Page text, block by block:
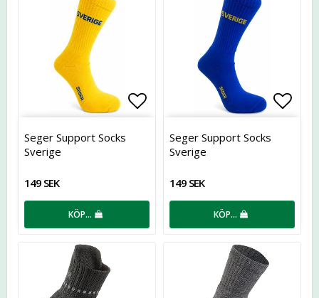
Lägg till i favoritlistan
Seger Support Socks
Sverige
149 SEK
KÖP…
Seger Support Socks
Sverige
149 SEK
KÖP…